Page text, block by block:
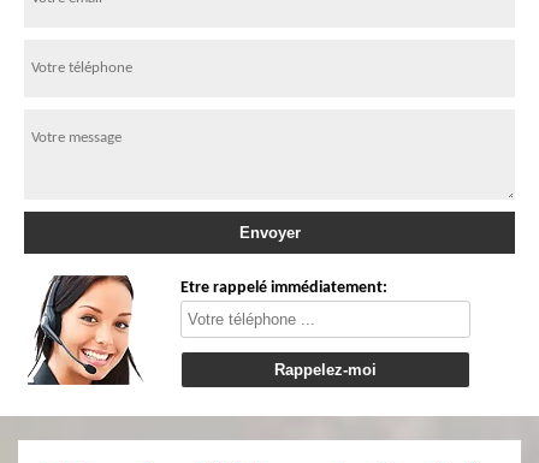
Etre rappelé immédiatement: